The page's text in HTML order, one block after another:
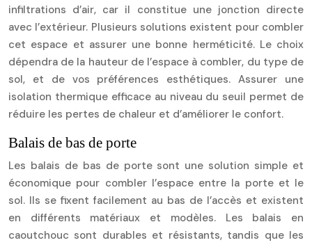
infiltrations d’air, car il constitue une jonction directe
avec l’extérieur. Plusieurs solutions existent pour combler
cet espace et assurer une bonne herméticité. Le choix
dépendra de la hauteur de l’espace à combler, du type de
sol, et de vos préférences esthétiques. Assurer une
isolation thermique efficace au niveau du seuil permet de
réduire les pertes de chaleur et d’améliorer le confort.
Balais de bas de porte
Les balais de bas de porte sont une solution simple et
économique pour combler l’espace entre la porte et le
sol. Ils se fixent facilement au bas de l’accès et existent
en différents matériaux et modèles. Les balais en
caoutchouc sont durables et résistants, tandis que les